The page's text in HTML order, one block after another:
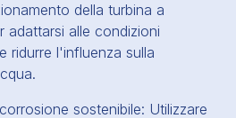
della turbina a
adattarsi alle condizioni
ridurre l'influenza sulla
sostenibile: Utilizzare